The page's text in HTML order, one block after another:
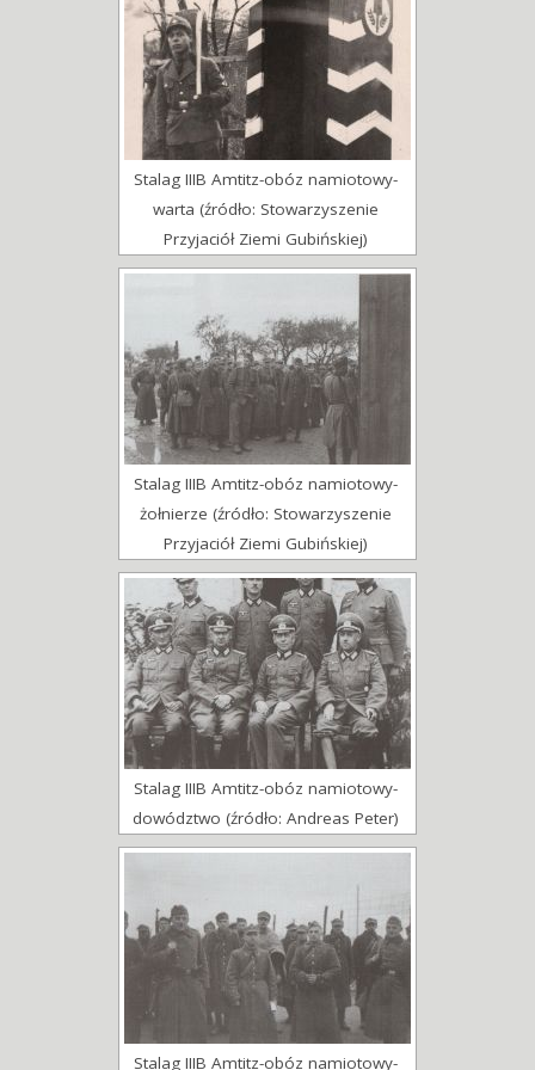
Stalag IIIB Amtitz-obóz namiotowy-
warta (źródło: Stowarzyszenie
Przyjaciół Ziemi Gubińskiej)
Stalag IIIB Amtitz-obóz namiotowy-
żołnierze (źródło: Stowarzyszenie
Przyjaciół Ziemi Gubińskiej)
Stalag IIIB Amtitz-obóz namiotowy-
dowództwo (źródło: Andreas Peter)
Stalag IIIB Amtitz-obóz namiotowy-